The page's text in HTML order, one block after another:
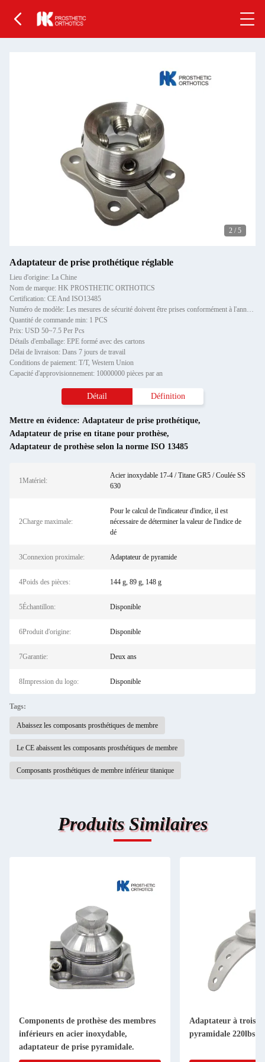
2 / 5
Adaptateur de prise prothétique réglable
Lieu d'origine: La Chine
Nom de marque: HK PROSTHETIC ORTHOTICS
Certification: CE And ISO13485
Numéro de modèle: Les mesures de sécurité doivent être prises conformément à l'annexe I, point 2.
Quantité de commande min: 1 PCS
Prix: USD 50~7.5 Per Pcs
Détails d'emballage: EPE formé avec des cartons
Délai de livraison: Dans 7 jours de travail
Conditions de paiement: T/T, Western Union
Capacité d'approvisionnement: 10000000 pièces par an
Détail Définition
Mettre en évidence: Adaptateur de prise prothétique,
Adaptateur de prise en titane pour prothèse,
Adaptateur de prothèse selon la norme ISO 13485
1Matériel:
Acier inoxydable 17-4 / Titane GR5 / Coulée SS
630
2Charge maximale:
Pour le calcul de l'indicateur d'indice, il est
nécessaire de déterminer la valeur de l'indice de
dé
3Connexion proximale: Adaptateur de pyramide
4Poids des pièces: 144 g, 89 g, 148 g
5Échantillon: Disponible
6Produit d'origine: Disponible
7Garantie: Deux ans
8Impression du logo: Disponible
Tags:
Abaissez les composants prosthétiques de membre
Le CE abaissent les composants prosthétiques de membre
Composants prosthétiques de membre inférieur titanique
Produits Similaires
Components de prothèse des membres
inférieurs en acier inoxydable,
adaptateur de prise pyramidale.
Adaptateur à trois
pyramidale 220lbs